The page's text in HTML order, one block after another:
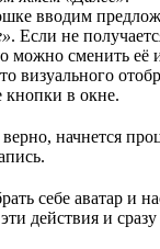
вводим
. Если не
можно сменить её
визуального
кнопки в окне.
начнется
себе аватар и
действия и